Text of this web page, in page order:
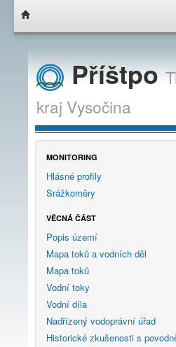
Příštpo
kraj Vysočina
MONITORING
Hlásné profily
Srážkoměry
VĚCNÁ ČÁST
Popis území
Mapa toků a vodních děl
Mapa toků
Vodní toky
Vodní díla
Nadřízený vodoprávní úřad
Historické zkušenosti s